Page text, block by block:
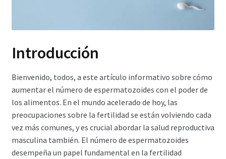
Mi cuenta
Pago
Política de privacidad
Introducción
Bienvenido, todos, a este artículo informativo sobre cómo
aumentar el número de espermatozoides con el poder de
los alimentos. En el mundo acelerado de hoy, las
preocupaciones sobre la fertilidad se están volviendo cada
vez más comunes, y es crucial abordar la salud reproductiva
masculina también. El número de espermatozoides
desempeña un papel fundamental en la fertilidad